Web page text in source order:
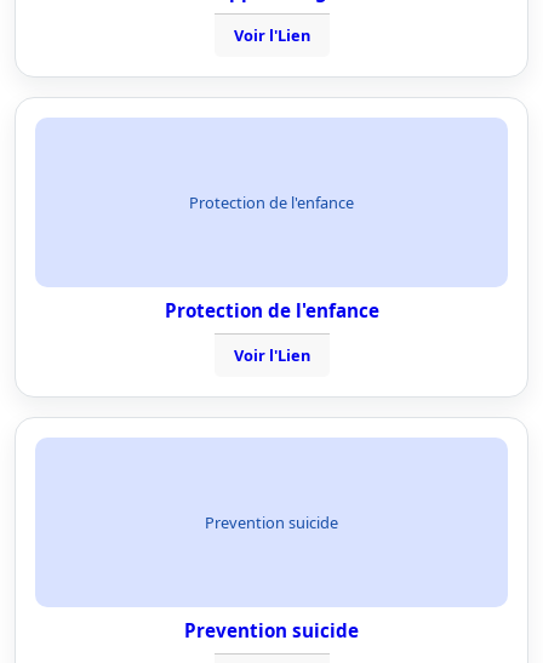
Voir l'Lien
Protection de l'enfance
Protection de l'enfance
Voir l'Lien
Prevention suicide
Prevention suicide